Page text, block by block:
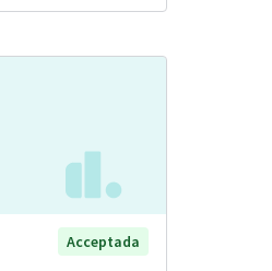
Acceptada